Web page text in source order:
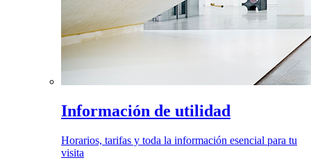
Información de utilidad
Horarios, tarifas y toda la información esencial para tu
visita